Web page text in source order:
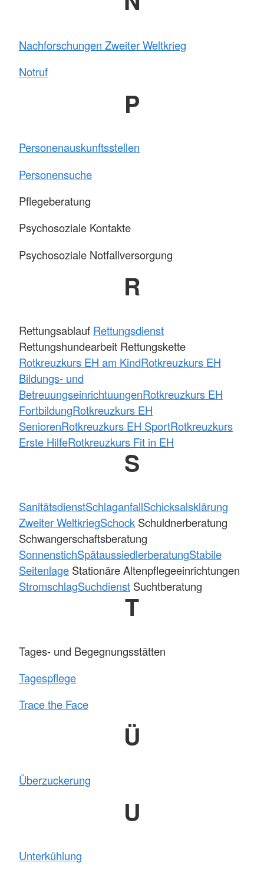
Nachforschungen Zweiter Weltkrieg
Notruf
P
Personenauskunftsstellen
Personensuche
Pflegeberatung
Psychosoziale Kontakte
Psychosoziale Notfallversorgung
R
Rettungsablauf Rettungsdienst
Rettungshundearbeit Rettungskette
Rotkreuzkurs EH am KindRotkreuzkurs EH
Bildungs- und
BetreuungseinrichtuungenRotkreuzkurs EH
FortbildungRotkreuzkurs EH
SeniorenRotkreuzkurs EH SportRotkreuzkurs
Erste HilfeRotkreuzkurs Fit in EH
S
SanitätsdienstSchlaganfallSchicksalsklärung
Zweiter WeltkriegSchock Schuldnerberatung
Schwangerschaftsberatung
SonnenstichSpätaussiedlerberatungStabile
Seitenlage Stationäre Altenpflegeeinrichtungen
StromschlagSuchdienst Suchtberatung
T
Tages- und Begegnungsstätten
Tagespflege
Trace the Face
Ü
Überzuckerung
U
Unterkühlung